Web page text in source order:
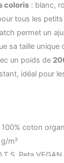
coloris: blanc,
tous les
permet un
sa taille unique
un poids de
idéal pour
coton
m²
Peta VEGAN